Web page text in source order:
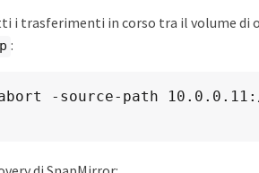
i trasferimenti in corso tra il volume di
:
-source-path